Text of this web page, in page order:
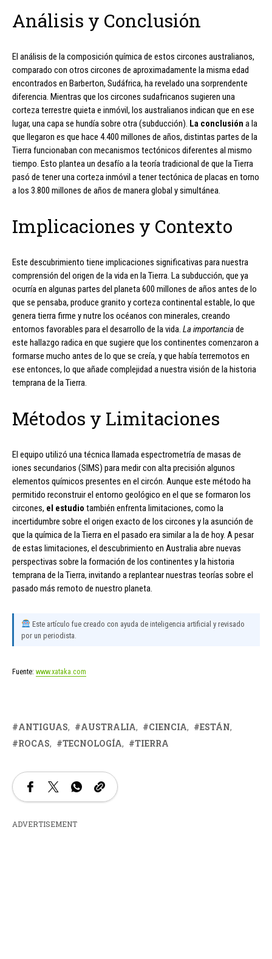
Análisis y Conclusión
El análisis de la composición química de estos circones australianos,
comparado con otros circones de aproximadamente la misma edad
encontrados en Barberton, Sudáfrica, ha revelado una sorprendente
diferencia. Mientras que los circones sudafricanos sugieren una
corteza terrestre quieta e inmóvil, los australianos indican que en ese
lugar, una capa se hundía sobre otra (subducción). La conclusión a la
que llegaron es que hace 4.400 millones de años, distintas partes de la
Tierra funcionaban con mecanismos tectónicos diferentes al mismo
tiempo. Esto plantea un desafío a la teoría tradicional de que la Tierra
pasó de tener una corteza inmóvil a tener tectónica de placas en torno
a los 3.800 millones de años de manera global y simultánea.
Implicaciones y Contexto
Este descubrimiento tiene implicaciones significativas para nuestra
comprensión del origen de la vida en la Tierra. La subducción, que ya
ocurría en algunas partes del planeta 600 millones de años antes de lo
que se pensaba, produce granito y corteza continental estable, lo que
genera tierra firme y nutre los océanos con minerales, creando
entornos favorables para el desarrollo de la vida. La importanciade
este hallazgo radica en que sugiere que los continentes comenzaron a
formarse mucho antes de lo que se creía, y que había terremotos en
ese entonces, lo que añade complejidad a nuestra visión de la historia
temprana de la Tierra.
Métodos y Limitaciones
El equipo utilizó una técnica llamada espectrometría de masas de
iones secundarios (SIMS) para medir con alta precisión algunos
elementos químicos presentes en el circón. Aunque este método ha
permitido reconstruir el entorno geológico en el que se formaron los
circones, el estudio también enfrenta limitaciones, como la
incertidumbre sobre el origen exacto de los circones y la asunción de
que la química de la Tierra en el pasado era similar a la de hoy. A pesar
de estas limitaciones, el descubrimiento en Australia abre nuevas
perspectivas sobre la formación de los continentes y la historia
temprana de la Tierra, invitando a replantear nuestras teorías sobre el
pasado más remoto de nuestro planeta.
Este artículo fue creado con ayuda de inteligencia artificial y revisado
por un periodista.
Fuente: www.xataka.com
ANTIGUAS AUSTRALIA CIENCIA
ESTÁN
ROCAS
TECNOLOGÍA TIERRA
ADVERTISEMENT